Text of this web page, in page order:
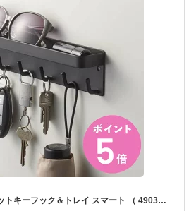
山崎実業 smart マグネットキーフック＆トレイ スマート （ 4903208027540 6連 275 鍵 鍵掛け 鍵収納 壁掛け 引っ掛け 小物入れ フック 玄関 収納 かぎ おしゃれ ホワイト ブラック 鍵入れ 玄関収納 ドア ）【3980円以上送料無料】